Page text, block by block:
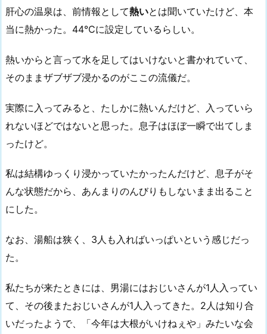
肝心の温泉は、前情報として熱いとは聞いていたけど、本
当に熱かった。44℃に設定しているらしい。
熱いからと言って水を足してはいけないと書かれていて、
そのままザブザブ浸かるのがここの流儀だ。
実際に入ってみると、たしかに熱いんだけど、入っていら
れないほどではないと思った。息子はほぼ一瞬で出てしま
ったけど。
私は結構ゆっくり浸かっていたかったんだけど、息子がそ
んな状態だから、あんまりのんびりもしないまま出ること
にした。
なお、湯船は狭く、3人も入ればいっぱいという感じだっ
た。
私たちが来たときには、男湯にはおじいさんが1人入ってい
て、その後またおじいさんが1人入ってきた。2人は知り合
いだったようで、「今年は大根がいけねぇや」みたいな会